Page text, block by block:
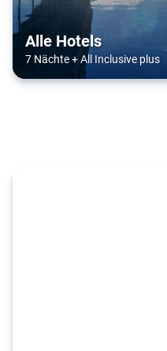
Alle Hotels
7 Nächte+All Inclusive plus